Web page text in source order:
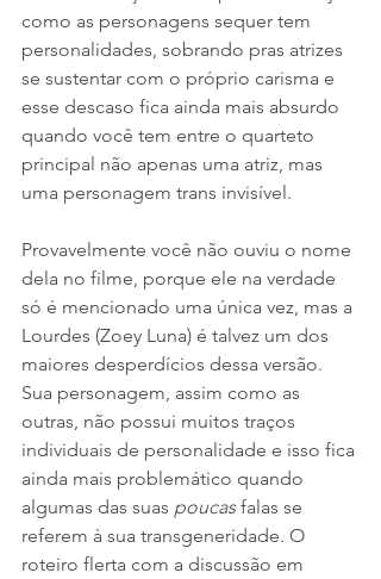
como as personagens sequer tem
personalidades, sobrando pras atrizes
se sustentar com o próprio carisma e
esse descaso fica ainda mais absurdo
quando você tem entre o quarteto
principal não apenas uma atriz, mas
uma personagem trans invisível.
Provavelmente você não ouviu o nome
dela no filme, porque ele na verdade
só é mencionado uma única vez, mas a
Lourdes (Zoey Luna) é talvez um dos
maiores desperdícios dessa versão.
Sua personagem, assim como as
outras, não possui muitos traços
individuais de personalidade e isso fica
ainda mais problemático quando
algumas das suas poucas falas se
referem à sua transgeneridade. O
roteiro flerta com a discussão em